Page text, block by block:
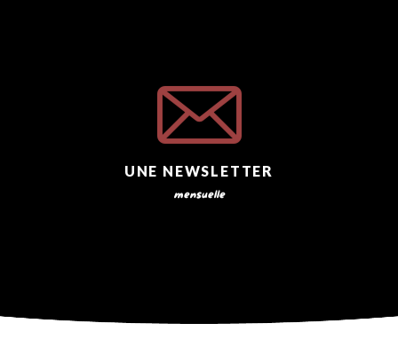
UNE NEWSLETTER
mensuelle